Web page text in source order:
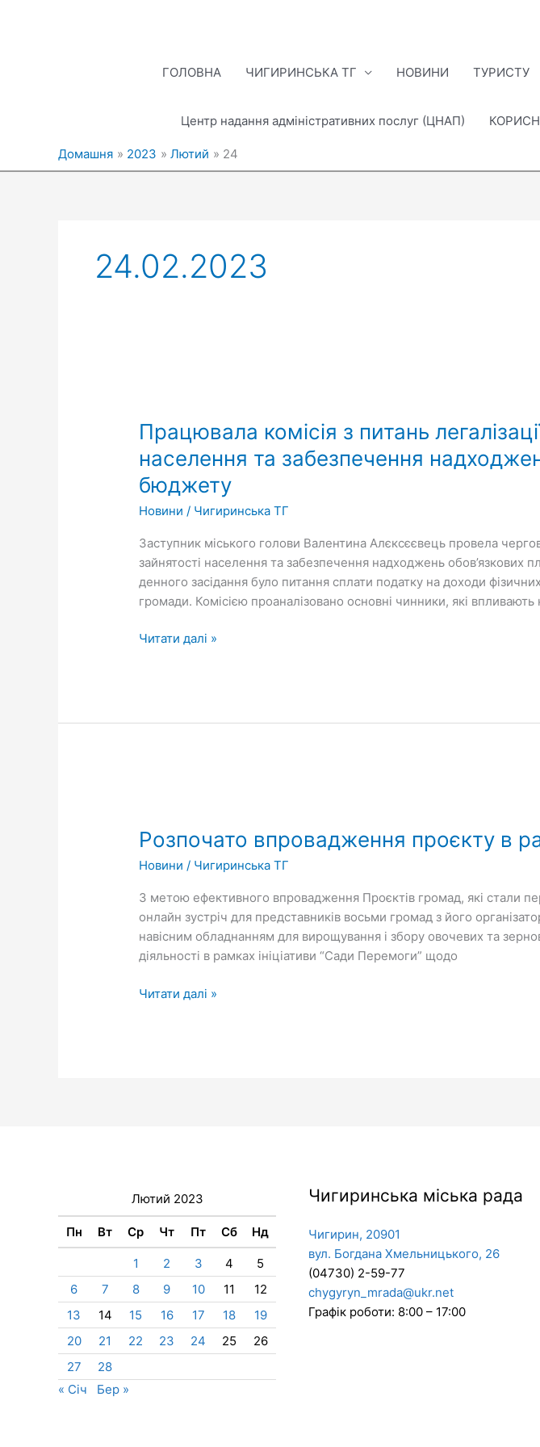
ГОЛОВНА
ЧИГИРИНСЬКА ТГ НОВИНИ ТУРИСТУ
Центр надання адміністративних послуг (ЦНАП)
Домашня 2023 Лютий 24
24.02.2023
Працювала комісія з питань
населення та забезпечення
бюджету
Новини / Чигиринська ТГ
Заступник міського голови Валентина Алєксєєвець провела
зайнятості населення та забезпечення надходжень
денного засідання було питання сплати податку на доходи
громади. Комісією проаналізовано основні чинники, які
з
питань
легалізації
виплати
заробітної
зайнятості
населення
та
забезпечення
обов’язкових
Читати далі »
Розпочато впровадження проєкту в
Новини / Чигиринська ТГ
З метою ефективного впровадження Проєктів громад, які стали
онлайн зустріч для представників восьми громад з його
навісним обладнанням для вирощування і збору овочевих та
діяльності в рамках ініціативи “Сади Перемоги” щодо
проєкту
рамках
ініціативи
«Сади
Перемоги»
Читати далі »
Лютий 2023
Пн Вт Ср Чт Пт Сб Нд
1 2 3 4
5
6
7 8 9 10 11
12
13
14 15 16 17 18
19
20
21 22 23 24 25
26
27
28
« Січ
Бер »
Чигиринська міська рада
Чигирин, 20901
вул. Богдана Хмельницького, 26
(04730) 2-59-77
chygyryn_mrada@ukr.net
Графік роботи: 8:00 – 17:00